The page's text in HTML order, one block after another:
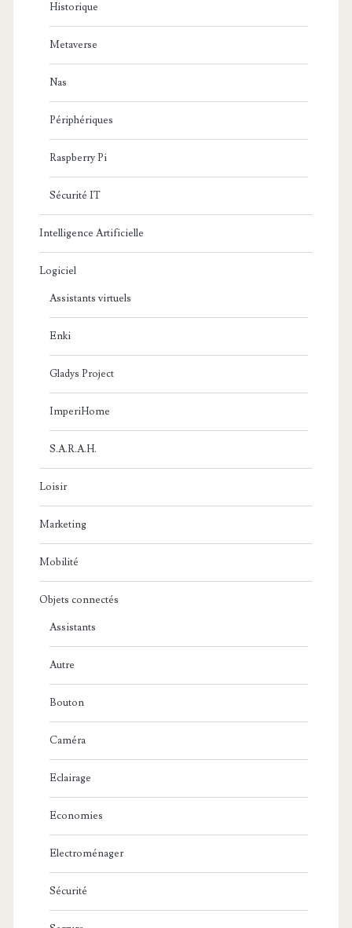
Historique
Metaverse
Nas
Périphériques
Raspberry Pi
Sécurité IT
Intelligence Artificielle
Logiciel
Assistants virtuels
Enki
Gladys Project
ImperiHome
S.A.R.A.H.
Loisir
Marketing
Mobilité
Objets connectés
Assistants
Autre
Bouton
Caméra
Eclairage
Economies
Electroménager
Sécurité